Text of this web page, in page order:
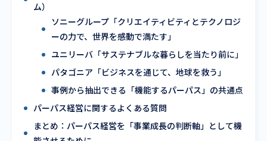
ム）
ソニーグループ「クリエイティビティとテクノロジ
ーの力で、世界を感動で満たす」
ユニリーバ「サステナブルな暮らしを当たり前に」
パタゴニア「ビジネスを通じて、地球を救う」
事例から抽出できる「機能するパーパス」の共通点
パーパス経営に関するよくある質問
まとめ：パーパス経営を「事業成長の判断軸」として機